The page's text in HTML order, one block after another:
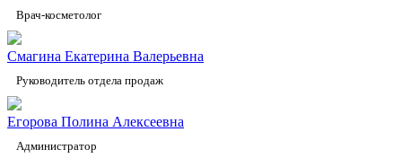
Врач-косметолог
Смагина Екатерина Валерьевна
Руководитель отдела продаж
Егорова Полина Алексеевна
Администратор